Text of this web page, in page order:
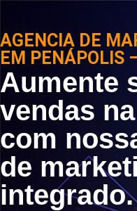
AGENCIA DE
EM PENÁPOLIS
Aumente
vendas
com
de
integrado.